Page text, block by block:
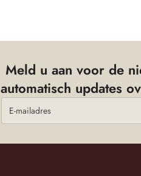
Meld u aan voor de
automatisch updates
E-
mailadres